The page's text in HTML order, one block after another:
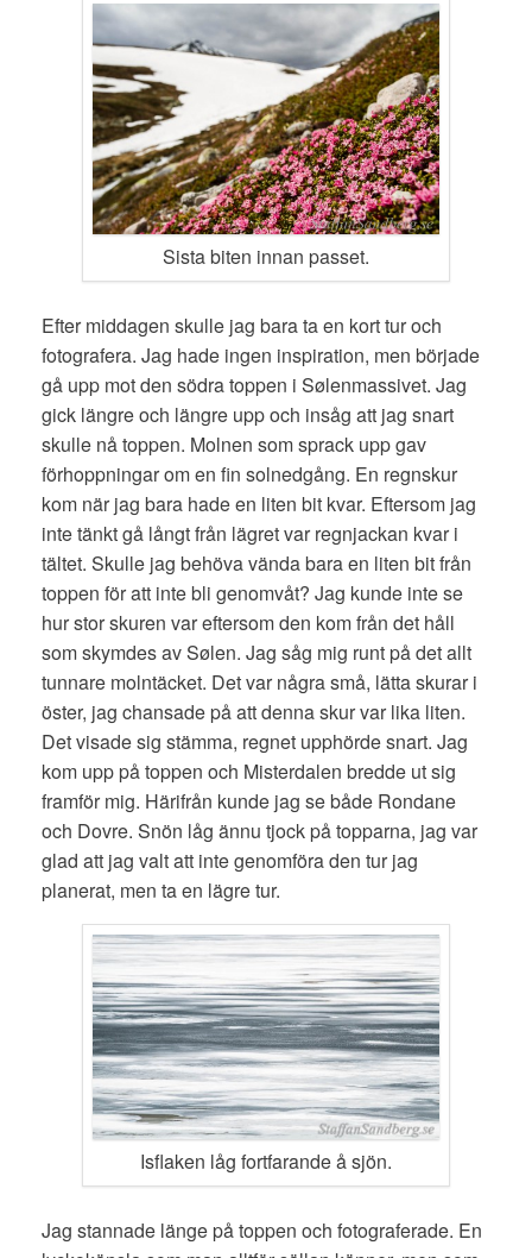
Sista biten innan passet.
Efter middagen skulle jag bara ta en kort tur och
fotografera. Jag hade ingen inspiration, men började
gå upp mot den södra toppen i Sølenmassivet. Jag
gick längre och längre upp och insåg att jag snart
skulle nå toppen. Molnen som sprack upp gav
förhoppningar om en fin solnedgång. En regnskur
kom när jag bara hade en liten bit kvar. Eftersom jag
inte tänkt gå långt från lägret var regnjackan kvar i
tältet. Skulle jag behöva vända bara en liten bit från
toppen för att inte bli genomvåt? Jag kunde inte se
hur stor skuren var eftersom den kom från det håll
som skymdes av Sølen. Jag såg mig runt på det allt
tunnare molntäcket. Det var några små, lätta skurar i
öster, jag chansade på att denna skur var lika liten.
Det visade sig stämma, regnet upphörde snart. Jag
kom upp på toppen och Misterdalen bredde ut sig
framför mig. Härifrån kunde jag se både Rondane
och Dovre. Snön låg ännu tjock på topparna, jag var
glad att jag valt att inte genomföra den tur jag
planerat, men ta en lägre tur.
Isflaken låg fortfarande å sjön.
Jag stannade länge på toppen och fotograferade. En